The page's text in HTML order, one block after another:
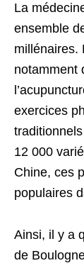
La
ensemble
millénaires.
notamment
exercices
12 000
Chine, ces
populaires
Ainsi, il y a
de